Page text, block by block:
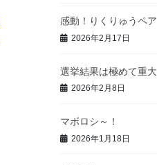
感動！りくりゅうペア
2026年2月17日
選挙結果は極めて重大
2026年2月8日
マボロシ～！
2026年1月18日